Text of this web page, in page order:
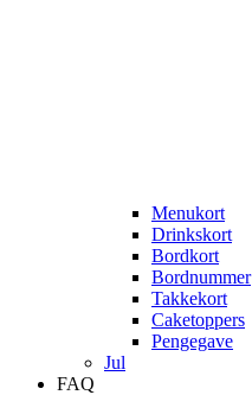
Menukort
Drinkskort
Bordkort
Bordnummer
Takkekort
Caketoppers
Pengegave
Jul
FAQ